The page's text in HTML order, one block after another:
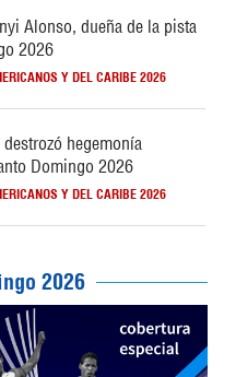
Alonso, dueña de la pista
2026
Y DEL CARIBE 2026
hegemonía
Domingo 2026
Y DEL CARIBE 2026
2026